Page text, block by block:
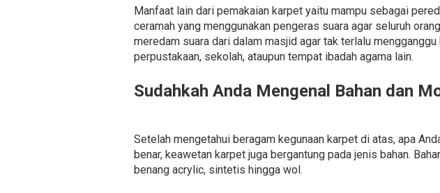
Manfaat lain dari pemakaian karpet yaitu mampu sebagai
ceramah yang menggunakan pengeras suara agar seluruh
meredam suara dari dalam masjid agar tak terlalu
perpustakaan, sekolah, ataupun tempat ibadah agama lain.
Sudahkah Anda Mengenal Bahan dan
Setelah mengetahui beragam kegunaan karpet di atas, apa
benar, keawetan karpet juga bergantung pada jenis bahan.
benang acrylic, sintetis hingga wol.